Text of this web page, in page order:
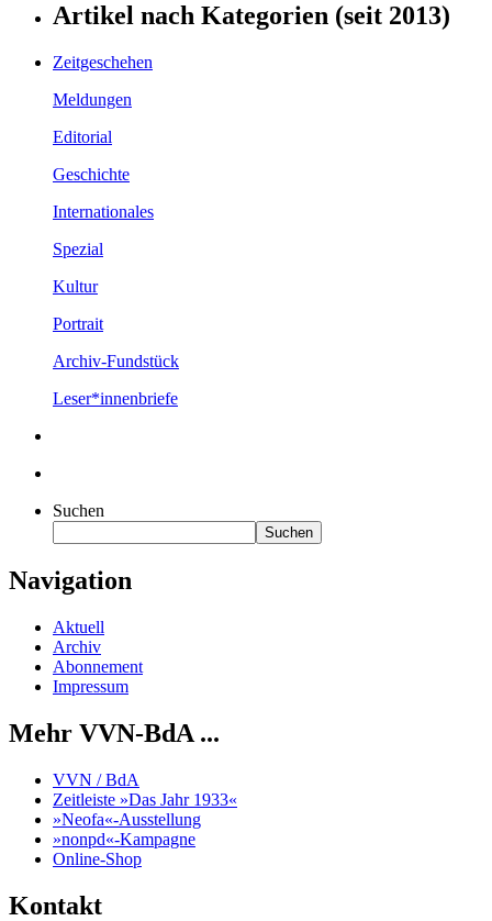
Artikel nach Kategorien (seit 2013)
Zeitgeschehen
Meldungen
Editorial
Geschichte
Internationales
Spezial
Kultur
Portrait
Archiv-Fundstück
Leser*innenbriefe
Suchen
Suchen
Navigation
Aktuell
Archiv
Abonnement
Impressum
Mehr VVN-BdA ...
VVN / BdA
Zeitleiste »Das Jahr 1933«
»Neofa«-Ausstellung
»nonpd«-Kampagne
Online-Shop
Kontakt